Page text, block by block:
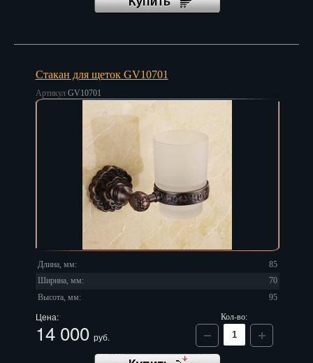
Стакан для щеток GV10701
Артикул GV10701
Длина, мм:
85
Ширина, мм:
70
Высота, мм:
95
Цена:
14 000 руб.
Кол-во: